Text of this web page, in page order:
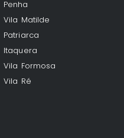
Penha
Vila Matilde
Patriarca
Itaquera
Vila Formosa
Vila Ré